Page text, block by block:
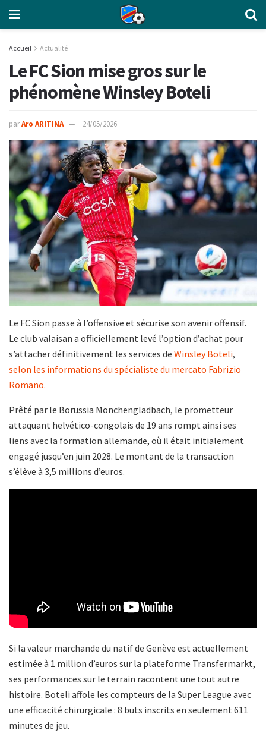
Accueil Actualité
Le FC Sion mise gros sur le
phénomène Winsley Boteli
parAro ARITINA 24/05/2026
Le FC Sion passe à l’offensive et sécurise son avenir offensif.
Le club valaisan a officiellement levé l’option d’achat pour
s’attacher définitivement les services de Winsley Boteli,
selon les informations du spécialiste du mercato Fabrizio
Romano.
Prêté par le Borussia Mönchengladbach, le prometteur
attaquant helvético-congolais de 19 ans rompt ainsi ses
liens avec la formation allemande, où il était initialement
engagé jusqu’en juin 2028. Le montant de la transaction
s’élève à 3,5 millions d’euros.
Si la valeur marchande du natif de Genève est actuellement
estimée à 1 million d’euros sur la plateforme Transfermarkt,
ses performances sur le terrain racontent une tout autre
histoire. Boteli affole les compteurs de la Super League avec
une efficacité chirurgicale : 8 buts inscrits en seulement 611
minutes de jeu.